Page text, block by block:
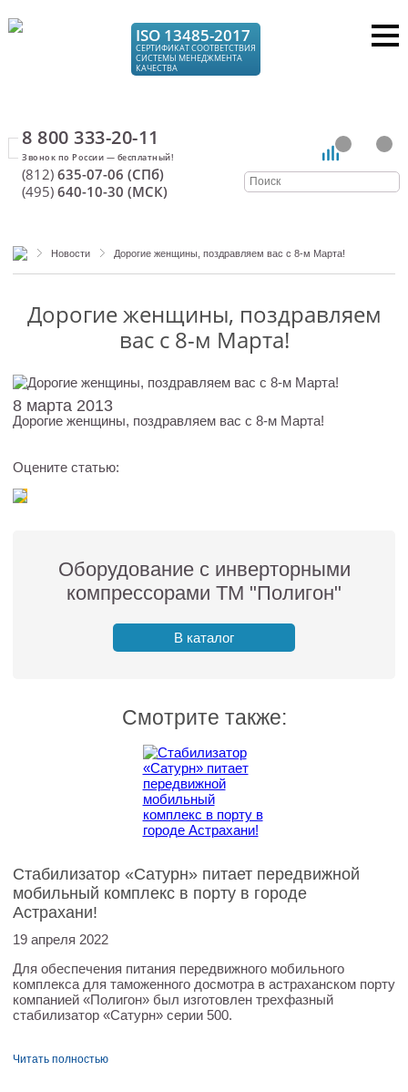
ISO 13485-2017
СЕРТИФИКАТ СООТВЕТСТВИЯ
СИСТЕМЫ МЕНЕДЖМЕНТА
КАЧЕСТВА
8 800 333-20-11
(812) 635-07-06 (СПб)
(495) 640-10-30 (МСК)
Новости Дорогие женщины, поздравляем вас с 8-м Марта!
Дорогие женщины, поздравляем
вас с 8-м Марта!
8 марта 2013
Дорогие женщины, поздравляем вас с 8-м Марта!
Оцените статью:
Оборудование с инверторными
компрессорами ТМ "Полигон"
В каталог
Смотрите также:
Стабилизатор «Сатурн» питает передвижной
мобильный комплекс в порту в городе
Астрахани!
19 апреля 2022
Для обеспечения питания передвижного мобильного
комплекса для таможенного досмотра в астраханском порту
компанией «Полигон» был изготовлен трехфазный
стабилизатор «Сатурн» серии 500.
Читать полностью